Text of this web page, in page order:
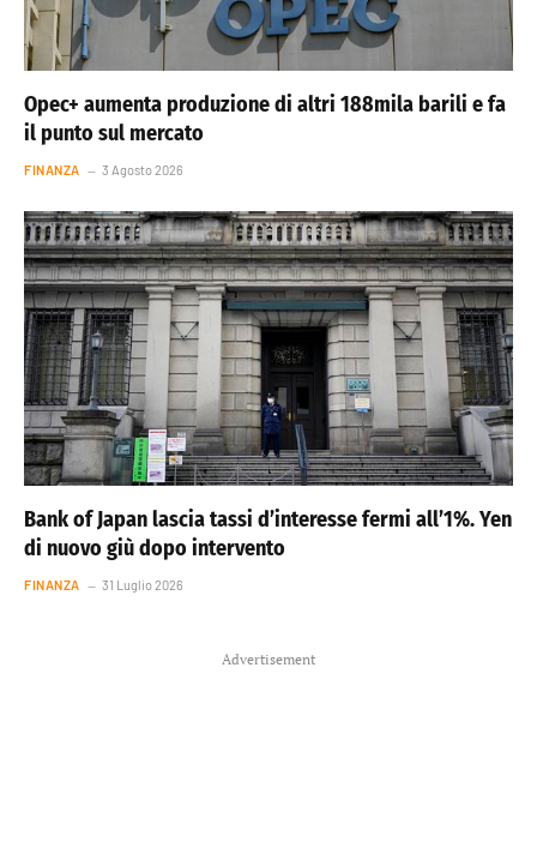
Opec+ aumenta produzione di altri 188mila barili e fa
il punto sul mercato
FINANZA 3 Agosto 2026
Bank of Japan lascia tassi d’interesse fermi all’1%. Yen
di nuovo giù dopo intervento
FINANZA 31 Luglio 2026
Advertisement